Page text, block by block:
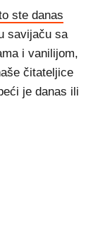
ste danas
savijaču sa
i vanilijom,
čitateljice
je danas ili